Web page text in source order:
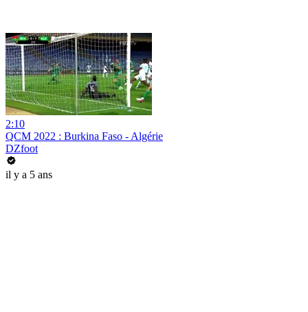
2:10
QCM 2022 : Burkina Faso - Algérie
DZfoot
il y a 5 ans